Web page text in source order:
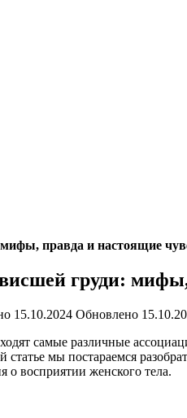
правда и настоящие
груди:
15.10.2024 Обновлено
самые различные
мы постараемся
о восприятии женского тела.